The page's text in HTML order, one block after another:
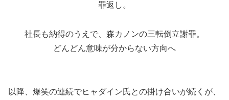
罪返し。
社長も納得のうえで、森カノンの三転倒立謝罪。
どんどん意味が分からない方向へ
以降、爆笑の連続でヒャダイン氏との掛け合いが続くが、